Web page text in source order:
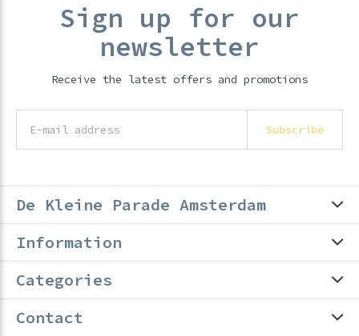
Sign up for our
newsletter
Receive the latest offers and promotions
Subscribe
De Kleine Parade Amsterdam
Information
Categories
Contact